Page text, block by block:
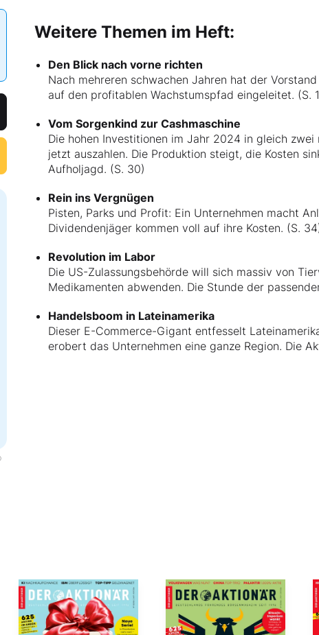
Weitere Themen im Heft:
Den Blick nach vorne richten
Nach mehreren schwachen Jahren hat der
auf den profitablen Wachstumspfad eingeleitet. (S.
Vom Sorgenkind zur Cashmaschine
Die hohen Investitionen im Jahr 2024 in gleich
jetzt auszahlen. Die Produktion steigt, die Kosten
Aufholjagd. (S. 30)
Rein ins Vergnügen
Pisten, Parks und Profit: Ein Unternehmen macht
Dividendenjäger kommen voll auf ihre Kosten. (S.
Revolution im Labor
Die US-Zulassungsbehörde will sich massiv von
Medikamenten abwenden. Die Stunde der
Handelsboom in Lateinamerika
Dieser E-Commerce-Gigant entfesselt
erobert das Unternehmen eine ganze Region. Die